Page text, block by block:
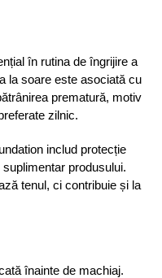
în rutina de îngrijire a
la soare este asociată cu
prematură, motiv
zilnic.
includ protecție
produsului.
tenul, ci contribuie și la
înainte de machiaj.